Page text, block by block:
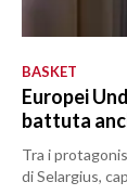
BASKET
Europei
battuta
Tra i
di Selargius,